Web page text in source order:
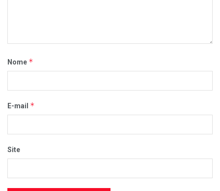
Nome *
E-mail *
Site